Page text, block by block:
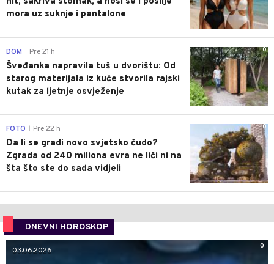
mora uz suknje i pantalone
0
DOM Pre 21 h
Šveđanka napravila tuš u dvorištu: Od
starog materijala iz kuće stvorila rajski
kutak za ljetnje osvježenje
0
FOTO Pre 22 h
Da li se gradi novo svjetsko čudo?
Zgrada od 240 miliona evra ne liči ni na
šta što ste do sada vidjeli
DNEVNI HOROSKOP
0
03.06.2026.